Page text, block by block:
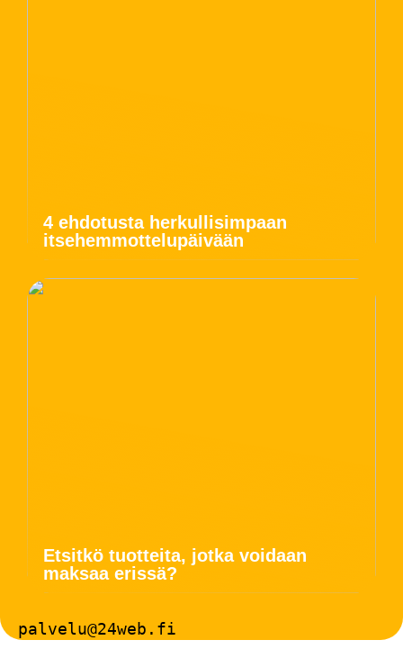
4 ehdotusta herkullisimpaan
itsehemmottelupäivään
Etsitkö tuotteita, jotka voidaan
maksaa erissä?
palvelu@24web.fi